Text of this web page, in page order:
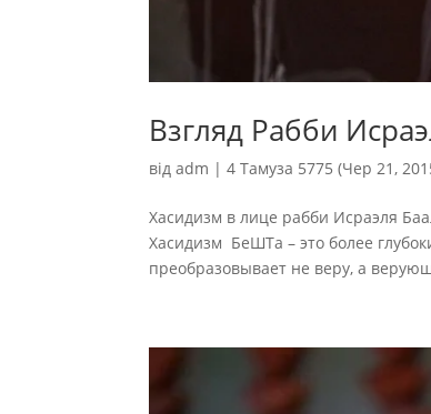
Взгляд Рабби
відadm |4 Тамуза 5775 (Чер 21,
Хасидизм в лице рабби Исраэля
Хасидизм БеШТа – это более
преобразовывает не веру, а